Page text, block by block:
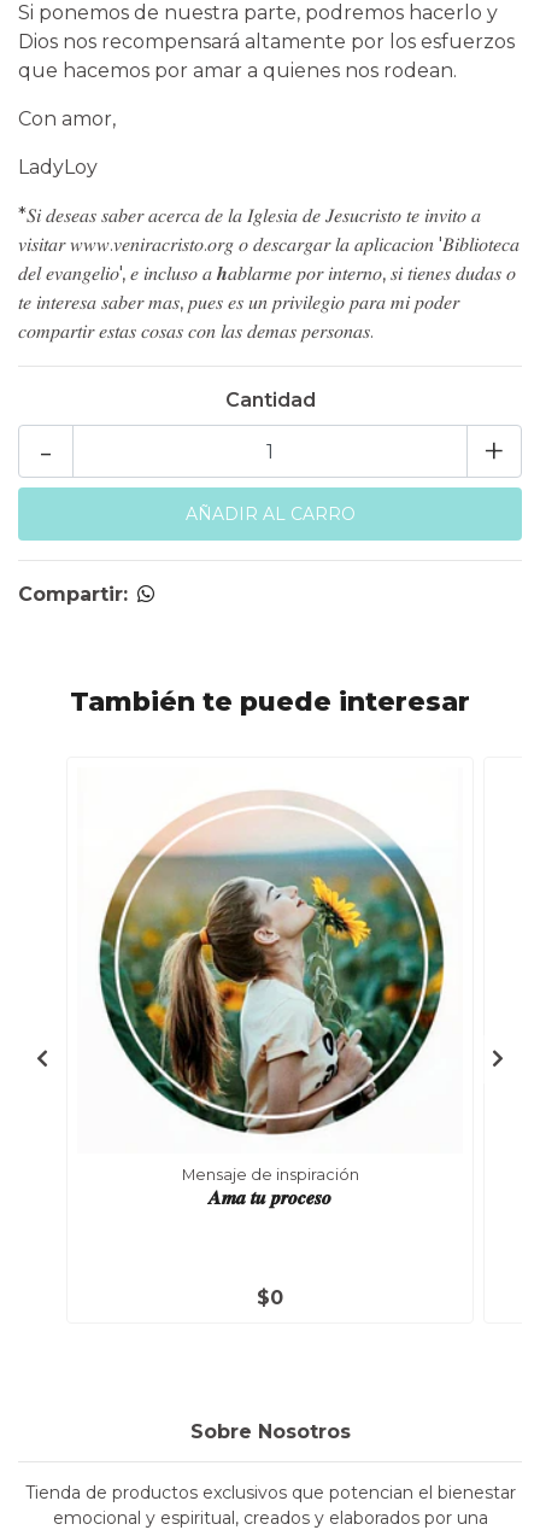
Si ponemos de nuestra parte, podremos hacerlo y
Dios nos recompensará altamente por los esfuerzos
que hacemos por amar a quienes nos rodean.
Con amor,
LadyLoy
*𝑆𝑖 𝑑𝑒𝑠𝑒𝑎𝑠 𝑠𝑎𝑏𝑒𝑟 𝑎𝑐𝑒𝑟𝑐𝑎 𝑑𝑒 𝑙𝑎 𝐼𝑔𝑙𝑒𝑠𝑖𝑎 𝑑𝑒 𝐽𝑒𝑠𝑢𝑐𝑟𝑖𝑠𝑡𝑜 𝑡𝑒 𝑖𝑛𝑣𝑖𝑡𝑜 𝑎
𝑣𝑖𝑠𝑖𝑡𝑎𝑟 𝑤𝑤𝑤.𝑣𝑒𝑛𝑖𝑟𝑎𝑐𝑟𝑖𝑠𝑡𝑜.𝑜𝑟𝑔 𝑜 𝑑𝑒𝑠𝑐𝑎𝑟𝑔𝑎𝑟 𝑙𝑎 𝑎𝑝𝑙𝑖𝑐𝑎𝑐𝑖𝑜𝑛 '𝐵𝑖𝑏𝑙𝑖𝑜𝑡𝑒𝑐𝑎
𝑑𝑒𝑙 𝑒𝑣𝑎𝑛𝑔𝑒𝑙𝑖𝑜', 𝑒 𝑖𝑛𝑐𝑙𝑢𝑠𝑜 𝑎 𝒉𝑎𝑏𝑙𝑎𝑟𝑚𝑒 𝑝𝑜𝑟 𝑖𝑛𝑡𝑒𝑟𝑛𝑜, 𝑠𝑖 𝑡𝑖𝑒𝑛𝑒𝑠 𝑑𝑢𝑑𝑎𝑠 𝑜
𝑡𝑒 𝑖𝑛𝑡𝑒𝑟𝑒𝑠𝑎 𝑠𝑎𝑏𝑒𝑟 𝑚𝑎𝑠, 𝑝𝑢𝑒𝑠 𝑒𝑠 𝑢𝑛 𝑝𝑟𝑖𝑣𝑖𝑙𝑒𝑔𝑖𝑜 𝑝𝑎𝑟𝑎 𝑚𝑖 𝑝𝑜𝑑𝑒𝑟
𝑐𝑜𝑚𝑝𝑎𝑟𝑡𝑖𝑟 𝑒𝑠𝑡𝑎𝑠 𝑐𝑜𝑠𝑎𝑠 𝑐𝑜𝑛 𝑙𝑎𝑠 𝑑𝑒𝑚𝑎𝑠 𝑝𝑒𝑟𝑠𝑜𝑛𝑎𝑠.
Cantidad
+
-
Compartir:
También te puede interesar
Mensaje de inspiración
𝑨𝒎𝒂 𝒕𝒖 𝒑𝒓𝒐𝒄𝒆𝒔𝒐
$0
Sobre Nosotros
Tienda de productos exclusivos que potencian el bienestar
emocional y espiritual, creados y elaborados por una